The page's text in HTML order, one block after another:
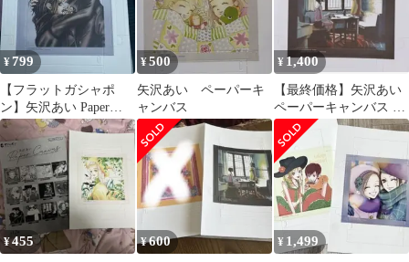
¥799
【フラットガシャポ
ン】矢沢あい Paper
Canvas NANA A
¥500
矢沢あい ペーパーキ
ャンバス
¥ 1,400
【最終価格】矢沢あい
ペーパーキャンバス フ
ラットガシャポン
NANA C
¥455 ¥600 ¥ 1,499